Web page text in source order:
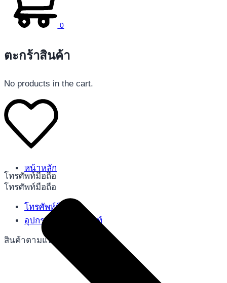
โทรศัพท์มือถือ
โทรศัพท์มือถือ
โทรศัพท์มือถือ
อุปกรณ์เสริมโทรศัพท์
สินค้าตามแบรนด์
0
ตะกร้าสินค้า
No products in the cart.
หน้าหลัก